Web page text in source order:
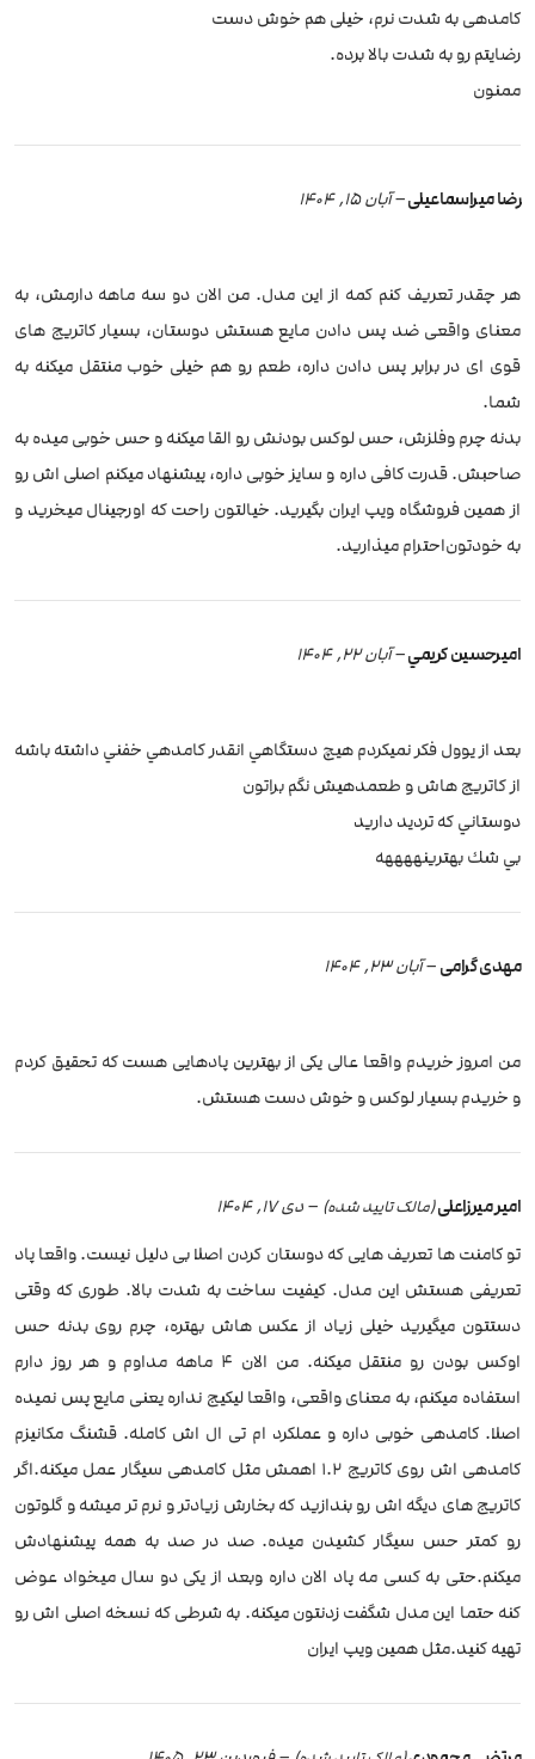
کامدهی به شدت نرم، خیلی هم خوش دست
رضایتم رو به شدت بالا برده.
ممنون
رضا میراسماعیلی–آبان 15, 1404
هر چقدر تعریف کنم کمه از این مدل. من الان دو سه ماهه دارمش، به
معنای واقعی ضد پس دادن مایع هستش دوستان، بسیار کاتریج های
قوی ای در برابر پس دادن داره، طعم‌ رو هم خیلی خوب منتقل میکنه به
شما.
بدنه چرم و‌فلزش، حس لوکس بودنش رو القا میکنه و حس خوبی میده به
صاحبش. قدرت کافی داره و سایز خوبی داره، پیشنهاد میکنم اصلی اش رو
از همین فروشگاه ویپ ایران بگیرید. خیالتون راحت که اورجینال میخرید و
به خودتون‌احترام میذارید.
اميرحسين كريمي–آبان 22, 1404
بعد از يوول فكر نميكردم هيچ دستگاهي انقدر كامدهي خفني داشته باشه
از كاتريج هاش و طعمدهيش نگم براتون
دوستاني كه ترديد داريد
بي شك بهترينههههه
مهدی گرامی–آبان 23, 1404
من امروز خریدم واقعا عالی یکی از بهترین پادهایی هست که تحقیق کردم
و خریدم بسیار لوکس و خوش دست هستش.
امیر میرزاعلی(مالک تایید شده) –دی 17, 1404
تو‌ کامنت ها تعریف هایی که دوستان کردن اصلا بی دلیل نیست. واقعا پاد
تعریفی هستش این مدل. کیفیت ساخت به شدت بالا. طوری که وقتی
دستتون میگیرید خیلی زیاد از عکس هاش بهتره، چرم روی بدنه حس
اوکس بودن رو منتقل میکنه. من الان ۴ ماهه مداوم و هر روز دارم
استفاده میکنم، به معنای واقعی، واقعا لیکیج نداره یعنی مایع پس نمیده
اصلا. کامدهی خوبی داره و عملکرد ام تی ال اش کامله. قشنگ مکانیزم
کامدهی اش روی کاتریج ۱.۲ اهمش مثل کامدهی سیگار عمل میکنه.اگر
کاتریج های دیگه اش رو بندازید که بخارش زیادتر و نرم تر میشه و گلوتون
رو کمتر حس سیگار کشیدن میده. صد در صد به همه پیشنهادش
میکنم.حتی به کسی مه پاد الان داره و‌بعد از یکی دو سال میخواد عوض
کنه حتما این مدل شگفت زدنتون میکنه. به شرطی که نسخه اصلی اش رو
تهیه کنید.مثل همین ویپ ایران